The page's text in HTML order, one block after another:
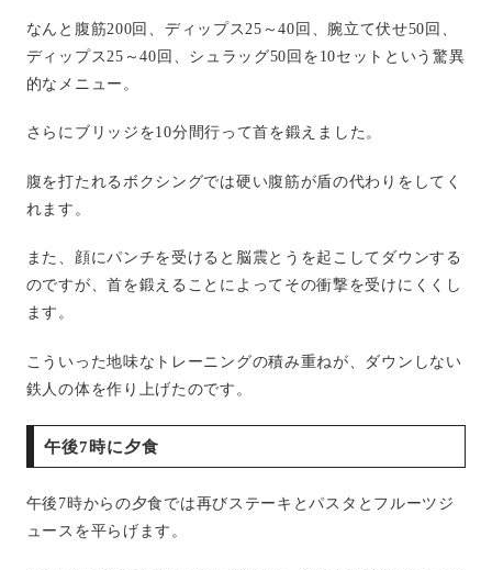
なんと腹筋200回、ディップス 25 ～40回、腕立て伏せ50回、
ディップス 25 ～40回、シュラッグ50回を 10セットという驚異
的なメニュー。
さらにブリッジを10分間行って首を鍛えました。
腹を打たれるボクシングでは硬い腹筋が盾の代わりをしてく
れます。
また、顔にパンチを受けると脳震とうを起こしてダウンする
のですが、首を鍛えることによってその衝撃を受けにくくし
ます。
こういった地味なトレーニングの積み重ねが、ダウンしない
鉄人の体を作り上げたのです。
午後7時に夕食
午後 7時からの夕食では再びステーキとパスタとフルーツジ
ュースを平らげます。